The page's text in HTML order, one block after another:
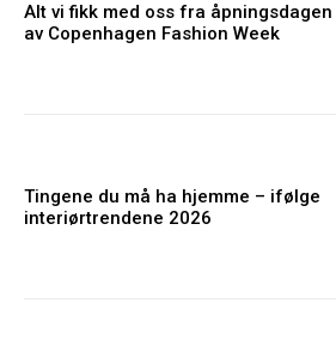
Alt vi fikk med oss fra åpningsdagen
av Copenhagen Fashion Week
Tingene du må ha hjemme – ifølge
interiørtrendene 2026